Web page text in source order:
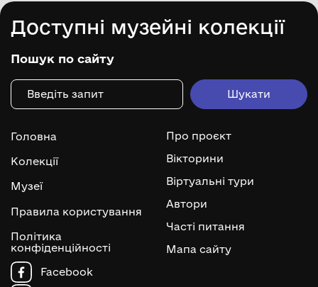
Доступні музейні колекції
Пошук по сайту
Головна
Колекції
Музеї
Правила користування
Політика
конфіденційності
Про проєкт
Вікторини
Віртуальні тури
Автори
Часті питання
Мапа сайту
Facebook